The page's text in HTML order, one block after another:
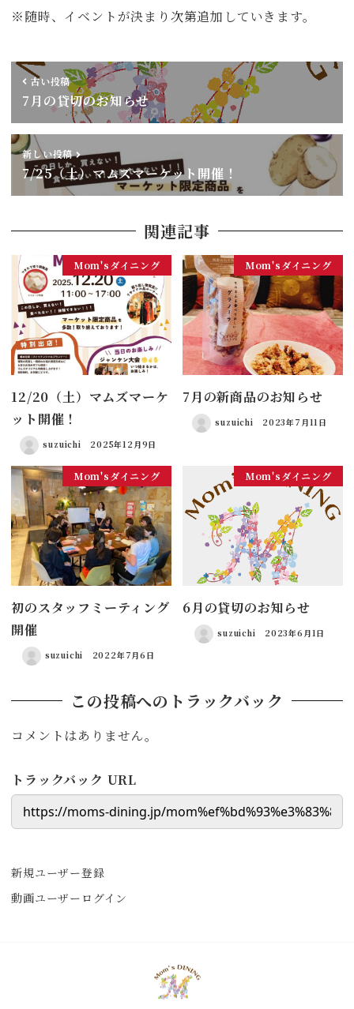
※随時、イベントが決まり次第追加していきます。
古い投稿
7月の貸切のお知らせ
新しい投稿
7/25（土）マムズマーケット開催！
関連記事
Mom'sダイニング
12/20（土）マムズマーケ
ット開催！
suzuichi 2025年12月9日
Mom'sダイニング
7月の新商品のお知らせ
suzuichi 2023年7月11日
Mom'sダイニング
初のスタッフミーティング
開催
suzuichi 2022年7月6日
Mom'sダイニング
6月の貸切のお知らせ
suzuichi 2023年6月1日
この投稿へのトラックバック
コメントはありません。
トラックバック URL
新規ユーザー登録
動画ユーザーログイン